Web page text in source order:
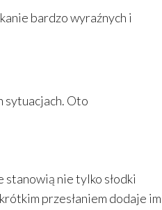
bardzo wyraźnych i
sytuacjach. Oto
stanowią nie tylko słodki
przesłaniem dodaje im